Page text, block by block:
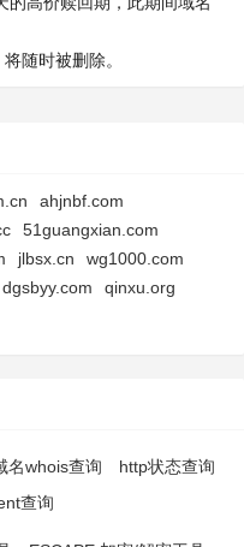
随时被删除。
ahjnbf.com
51guangxian.com
jlbsx.cn
wg1000.com
dgsbyy.com
qinxu.org
名whois查询
http状态查询
查询